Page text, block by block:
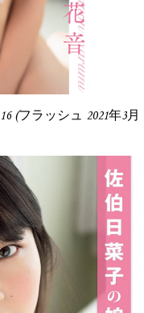
(フラッシュ 2021年3月